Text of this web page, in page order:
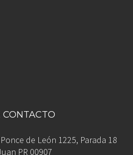
de León 1225, Parada 18
PR 00907